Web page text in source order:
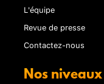
L'équipe
Revue de presse
Contactez-nous
Nos niveaux